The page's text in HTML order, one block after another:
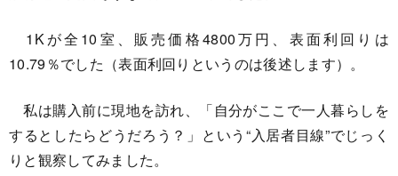
1Kが全10室、販売価格4800万円、表面利回りは
10.79％でした（表面利回りというのは後述します）。
私は購入前に現地を訪れ、「自分がここで一人暮らしを
するとしたらどうだろう？」という“入居者目線”でじっく
りと観察してみました。